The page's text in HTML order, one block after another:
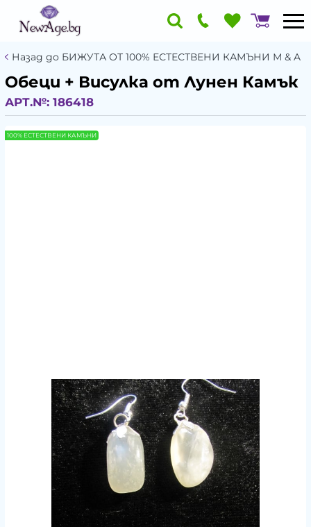
Назад до БИЖУТА ОТ 100% ЕСТЕСТВЕНИ КАМЪНИ М & A
Обеци + Висулка от Лунен Камък
АРТ.№: 186418
100% ЕСТЕСТВЕНИ КАМЪНИ